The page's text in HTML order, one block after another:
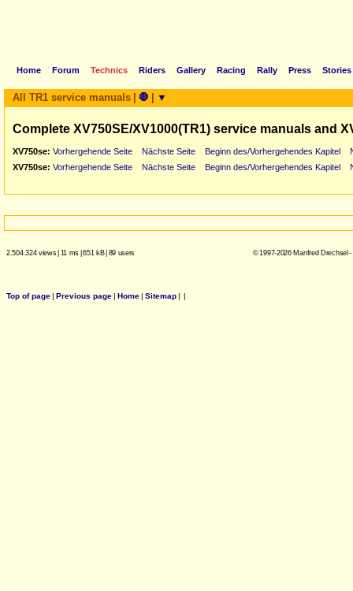
Home Forum Technics Riders Gallery Racing Rally Press Stories
All TR1 service manuals 🛑 ▼
Complete XV750SE/XV1000(TR1) service manuals and
XV750se: Vorhergehende Seite Nächste Seite Beginn des/Vorhergehendes Kapitel
XV750se: Vorhergehende Seite Nächste Seite Beginn des/Vorhergehendes Kapitel
2.504.324 views| 11 ms |651 kB| 89 users © 1997-2026 Manfred Drechsel
Top of page| Previous page| Home| Sitemap| |